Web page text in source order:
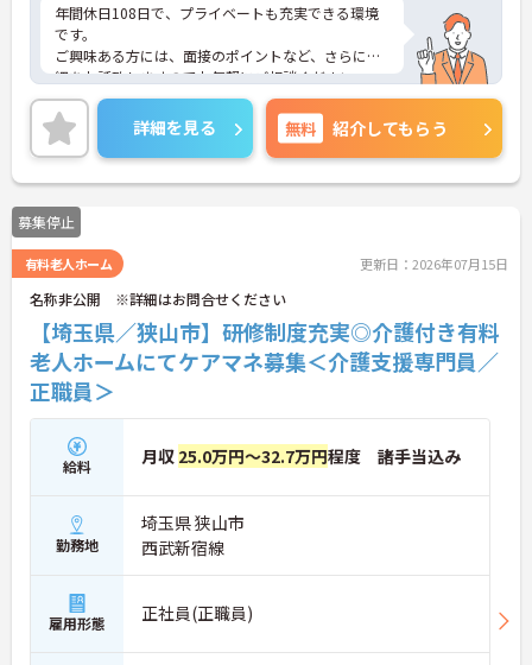
年間休日108日で、プライベートも充実できる環境
です。
ご興味ある方には、面接のポイントなど、さらに詳
細をお話致しますのでお気軽にご相談ください。
詳細を見る 無料 紹介してもらう
募集停止
有料老人ホーム 更新日：2026年07月15日
名称非公開 ※詳細はお問合せください
【埼玉県／狭山市】研修制度充実◎介護付き有料
老人ホームにてケアマネ募集＜介護支援専門員／
正職員＞
給料 月収 25.0万円～32.7万円程度 諸手当込み
勤務地
埼玉県 狭山市
西武新宿線
雇用形態 正社員(正職員)